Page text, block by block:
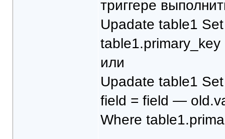
триггере
Upadate table1
table1.primary_key
или
Upadate table1 Set
field = field —
Where